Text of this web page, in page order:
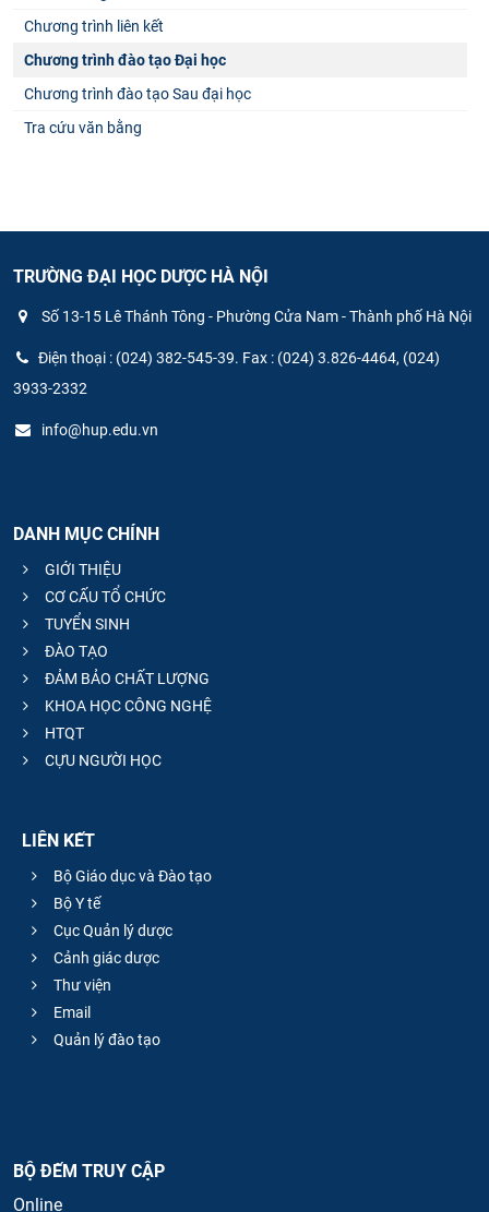
Chương trình liên kết
Chương trình đào tạo Đại học
Chương trình đào tạo Sau đại học
Tra cứu văn bằng
TRƯỜNG ĐẠI HỌC DƯỢC HÀ NỘI
Số 13-15 Lê Thánh Tông - Phường Cửa Nam - Thành phố Hà Nội
Điện thoại : (024) 382-545-39. Fax : (024) 3.826-4464, (024)
3933-2332
info@hup.edu.vn
DANH MỤC CHÍNH
GIỚI THIỆU
CƠ CẤU TỔ CHỨC
TUYỂN SINH
ĐÀO TẠO
ĐẢM BẢO CHẤT LƯỢNG
KHOA HỌC CÔNG NGHỆ
HTQT
CỰU NGƯỜI HỌC
LIÊN KẾT
Bộ Giáo dục và Đào tạo
Bộ Y tế
Cục Quản lý dược
Cảnh giác dược
Thư viện
Email
Quản lý đào tạo
BỘ ĐẾM TRUY CẬP
Online